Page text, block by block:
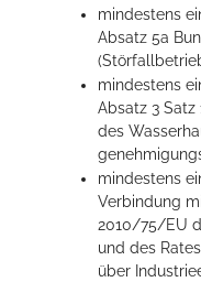
mindestens
Absatz 5a
mindestens
Absatz 3
des
mindestens
Verbindung
2010/75/EU
und des
über